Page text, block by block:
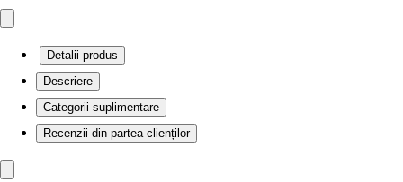
Detalii produs
Descriere
Categorii suplimentare
Recenzii din partea clienților